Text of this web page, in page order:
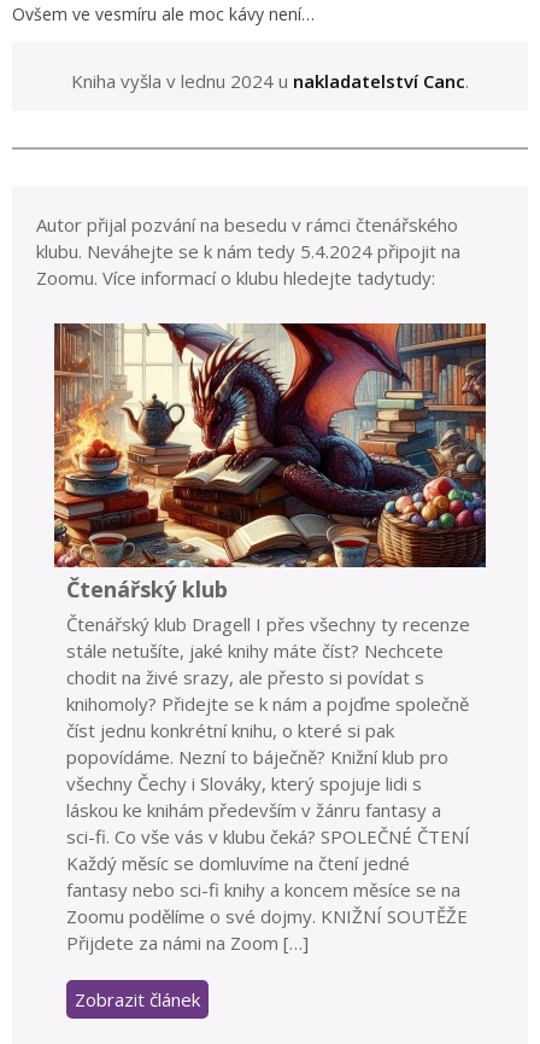
Ovšem ve vesmíru ale moc kávy není…
Kniha vyšla v lednu 2024 u nakladatelství Canc.
Autor přijal pozvání na besedu v rámci čtenářského
klubu. Neváhejte se k nám tedy 5.4.2024 připojit na
Zoomu. Více informací o klubu hledejte tadytudy:
Čtenářský klub
Čtenářský klub Dragell I přes všechny ty recenze
stále netušíte, jaké knihy máte číst? Nechcete
chodit na živé srazy, ale přesto si povídat s
knihomoly? Přidejte se k nám a pojďme společně
číst jednu konkrétní knihu, o které si pak
popovídáme. Nezní to báječně? Knižní klub pro
všechny Čechy i Slováky, který spojuje lidi s
láskou ke knihám především v žánru fantasy a
sci-fi. Co vše vás v klubu čeká? SPOLEČNÉ ČTENÍ
Každý měsíc se domluvíme na čtení jedné
fantasy nebo sci-fi knihy a koncem měsíce se na
Zoomu podělíme o své dojmy. KNIŽNÍ SOUTĚŽE
Přijdete za námi na Zoom […]
Zobrazit článek